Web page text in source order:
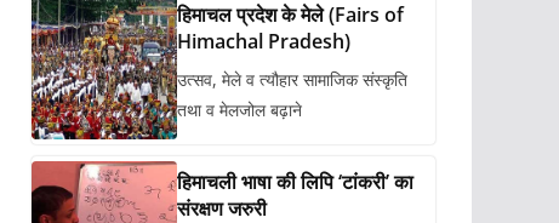
हिमाचल प्रदेश के मेले (Fairs of
Himachal Pradesh)
उत्सव, मेले व त्यौहार सामाजिक संस्कृति
तथा व मेलजोल बढ़ाने
हिमाचली भाषा की लिपि ‘टांकरी’ का
संरक्षण जरुरी